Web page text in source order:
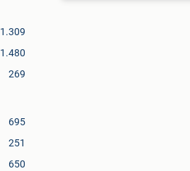
1.309
1.480
269
695
251
650